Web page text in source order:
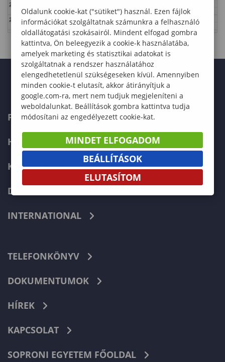
22:00
23:00
FELVÉTELIZŐKNEK
HALLGATÓKNAK
KÉPZÉSEK
DOKTORI ISKOLA
INTERNATIONAL
TELEFONKÖNYV
DOKUMENTUMOK
HÍREK
KAPCSOLAT
SOPRONI EGYETEM FŐOLDAL
Oldalunk cookie-kat ("sütiket") használ. Ezen fájlok
információkat szolgáltatnak számunkra a felhasználó
oldallátogatási szokásairól. Mindent elfogad gombra
kattintva, Ön beleegyezik a cookie-k használatába,
amelyek marketing és statisztikai adatokat is
szolgáltatnak a rendszer használatához
elengedhetetlenül szükségeseken kívül. Amennyiben
minden cookie-t elutasít, akkor átirányítjuk a
google.com-ra, mert nem tudjuk megjeleníteni a
weboldalunkat. Beállítások gombra kattintva tudja
módosítani az engedélyezett cookie-kat.
MINDET ELFOGADOM
BEÁLLÍTÁSOK
ELUTASÍTOM